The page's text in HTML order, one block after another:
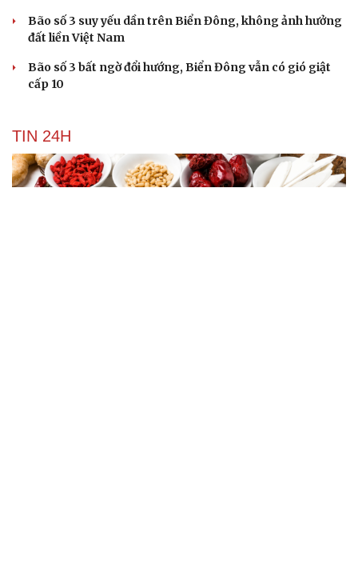
Bão số 3 suy yếu dần trên Biển Đông, không ảnh hưởng
đất liền Việt Nam
Bão số 3 bất ngờ đổi hướng, Biển Đông vẫn có gió giật
cấp 10
TIN 24H